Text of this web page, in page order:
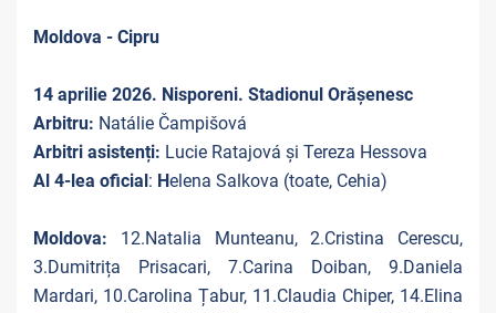
Moldova - Cipru
14 aprilie 2026. Nisporeni. Stadionul Orășenesc
Arbitru: Natálie Čampišová
Arbitri asistenți: Lucie Ratajová și Tereza Hessova
Al 4-lea oficial : Helena Salkova (toate, Cehia)
Moldova: 12.Natalia Munteanu, 2.Cristina Cerescu,
3.Dumitrița Prisacari, 7.Carina Doiban, 9.Daniela
Mardari, 10.Carolina Țabur, 11.Claudia Chiper, 14.Elina